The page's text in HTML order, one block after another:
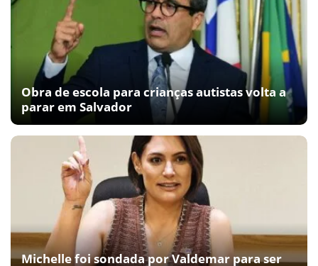
Obra de escola para crianças autistas volta a
parar em Salvador
Michelle foi sondada por Valdemar para ser